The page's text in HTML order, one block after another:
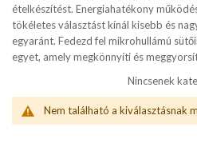
ételkészítést. Energiahatékony
tökéletes választást kínál kisebb és
egyaránt. Fedezd fel mikrohullámú
egyet, amely megkönnyíti és
Nincsenek
Nem található a kiválasztásnak